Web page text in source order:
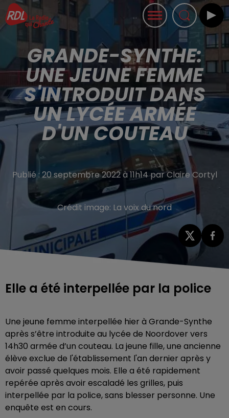
GRANDE-SYNTHE:
UNE JEUNE FEMME
S'INTRODUIT DANS
UN LYCÉE ARMÉE
D'UN COUTEAU
Publié : 20 septembre 2022 à 11h14 par Claire Cortyl
Crédit image: La voix du nord
Elle a été interpellée par la police
Une jeune femme interpellée hier à Grande-Synthe
après s’être introduite au lycée de Noordover vers
14h30 armée d’un couteau. La jeune fille, une ancienne
élève exclue de l'établissement l'an dernier après y
avoir passé quelques mois. Elle a été rapidement
repérée après avoir escaladé les grilles, puis
interpellée par la police, sans blesser personne. Une
enquête est en cours.